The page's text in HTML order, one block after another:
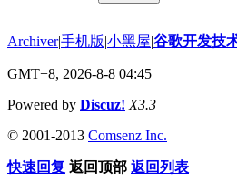
Archiver|手机版|小黑屋|谷歌开发技
GMT+8, 2026-8-8 04:45
Powered by Discuz! X3.3
© 2001-2013 Comsenz Inc.
快速回复 返回顶部 返回列表